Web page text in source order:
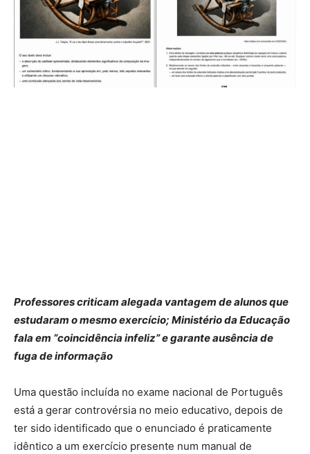
Professores criticam alegada vantagem de alunos que
estudaram o mesmo exercício; Ministério da Educação
fala em “coincidência infeliz” e garante ausência de
fuga de informação
Uma questão incluída no exame nacional de Português
está a gerar controvérsia no meio educativo, depois de
ter sido identificado que o enunciado é praticamente
idêntico a um exercício presente num manual de